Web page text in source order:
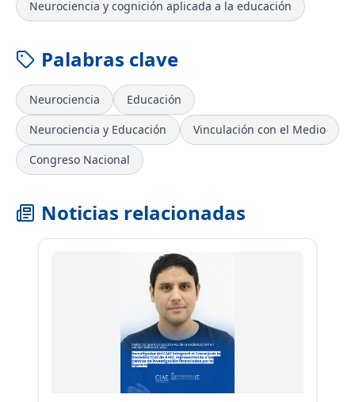
Neurociencia y cognición aplicada a la educación
Palabras clave
Neurociencia
Educación
Neurociencia y Educación
Vinculación con el Medio
Congreso Nacional
Noticias relacionadas